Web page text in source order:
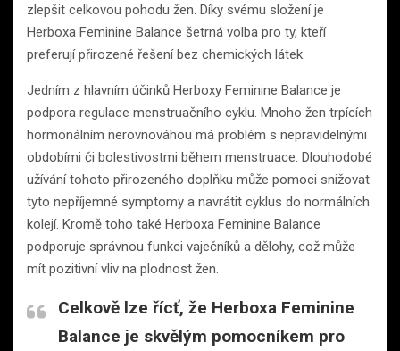
zlepšit celkovou pohodu žen. Díky svému složení je
Herboxa Feminine Balance šetrná volba pro ty, kteří
preferují přirozené řešení bez chemických látek.
Jedním z hlavním účinků Herboxy Feminine Balance je
podpora regulace menstruačního cyklu. Mnoho žen trpících
hormonálním nerovnováhou má problém s nepravidelnými
obdobími či bolestivostmi během menstruace. Dlouhodobé
užívání tohoto přirozeného doplňku může pomoci snižovat
tyto nepříjemné symptomy a navrátit cyklus do normálních
kolejí. Kromě toho také Herboxa Feminine Balance
podporuje správnou funkci vaječníků a dělohy, což může
mít pozitivní vliv na plodnost žen.
Celkově lze řícť, že Herboxa Feminine
Balance je skvělým pomocníkem pro